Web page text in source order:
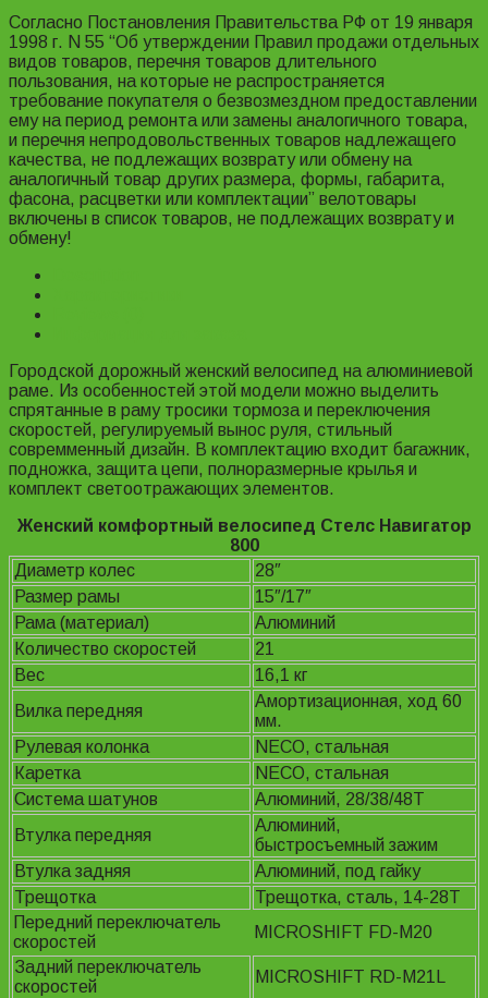
Согласно Постановления Правительства РФ от 19 января
1998 г. N 55 “Об утверждении Правил продажи отдельных
видов товаров, перечня товаров длительного
пользования, на которые не распространяется
требование покупателя о безвозмездном предоставлении
ему на период ремонта или замены аналогичного товара,
и перечня непродовольственных товаров надлежащего
качества, не подлежащих возврату или обмену на
аналогичный товар других размера, формы, габарита,
фасона, расцветки или комплектации” велотовары
включены в список товаров, не подлежащих возврату и
обмену!
Городской дорожный женский велосипед на алюминиевой
раме. Из особенностей этой модели можно выделить
спрятанные в раму тросики тормоза и переключения
скоростей, регулируемый вынос руля, стильный
совремменный дизайн. В комплектацию входит багажник,
подножка, защита цепи, полноразмерные крылья и
комплект светоотражающих элементов.
Женский комфортный велосипед Стелс Навигатор
800
Диаметр колес
28″
Размер рамы
15″/17″
Рама (материал)
Алюминий
Количество скоростей
21
Вес
16,1 кг
Вилка передняя
Амортизационная, ход 60
мм.
Рулевая колонка
NECO, стальная
Каретка
NECO, стальная
Система шатунов
Алюминий, 28/38/48Т
Втулка передняя
Алюминий,
быстросъемный зажим
Втулка задняя
Алюминий, под гайку
Трещотка
Трещотка, сталь, 14-28Т
Передний переключатель
скоростей
MICROSHIFT FD-M20
Задний переключатель
скоростей
MICROSHIFT RD-M21L